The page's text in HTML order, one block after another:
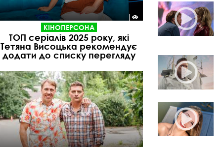
КІНОПЕРСОНА
ТОП серіалів 2025 року, які
Тетяна Висоцька рекомендує
додати до списку перегляду